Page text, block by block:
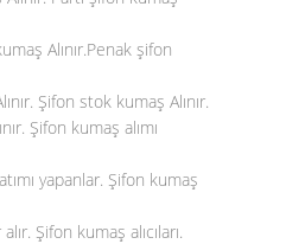
Alınır.Penak şifon
Şifon stok kumaş Alınır.
Şifon kumaş alımı
yapanlar. Şifon kumaş
Şifon kumaş alıcıları.